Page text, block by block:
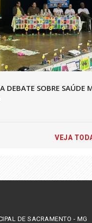
DEBATE SOBRE SAÚDE
VEJA
DE SACRAMENTO - MG